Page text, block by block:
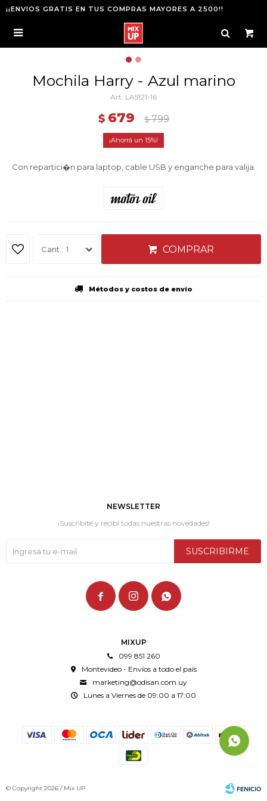
¡¡ENVIOS GRATIS EN TUS COMPRAS MAYORES A 2500!!

Mochila Harry - Azul marino
LA5121-16
$ 679 $ 799
15
Con repartici�n para laptop, cable USB y enganche para valija.
1 COMPRAR
Métodos y costos de envío
MIXUP
099 851 260
Montevideo - Envíos a todo el país
marketing@odisan.com.uy
Lunes a Viernes de 09:00 a 17:00
NEWSLETTER
¡Suscribite y recibí todas nuestras novedades!
SUSCRIBIRME
  
© Copyright 2026 / Mix UP